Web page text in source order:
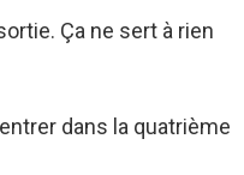
Ça ne sert à rien
dans la quatrième